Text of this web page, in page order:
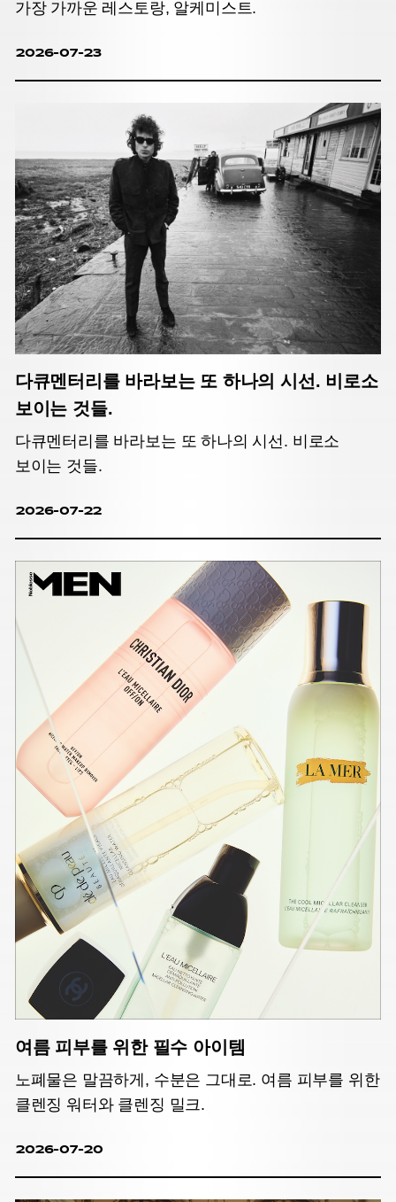
가장 가까운 레스토랑, 알케미스트.
2026-07-23
다큐멘터리를 바라보는 또 하나의 시선. 비로소
보이는 것들.
다큐멘터리를 바라보는 또 하나의 시선. 비로소
보이는 것들.
2026-07-22
여름 피부를 위한 필수 아이템
노폐물은 말끔하게, 수분은 그대로. 여름 피부를 위한
클렌징 워터와 클렌징 밀크.
2026-07-20